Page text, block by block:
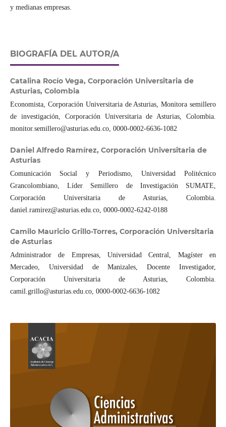
y medianas empresas.
BIOGRAFÍA DEL AUTOR/A
Catalina Rocío Vega, Corporación Universitaria de
Asturias, Colombia
Economista, Corporación Universitaria de Asturias, Monitora semillero
de investigación, Corporación Universitaria de Asturias, Colombia.
monitor.semillero@asturias.edu.co, 0000-0002-6636-1082
Daniel Alfredo Ramírez, Corporación Universitaria de
Asturias
Comunicación Social y Periodismo, Universidad Politécnico
Grancolombiano, Líder Semillero de Investigación SUMATE,
Corporación Universitaria de Asturias, Colombia.
daniel.ramirez@asturias.edu.co, 0000-0002-6242-0188
Camilo Mauricio Grillo-Torres, Corporación Universitaria
de Asturias
Administrador de Empresas, Universidad Central, Magíster en
Mercadeo, Universidad de Manizales, Docente Investigador,
Corporación Universitaria de Asturias, Colombia.
camil.grillo@asturias.edu.co, 0000-0002-6636-1082